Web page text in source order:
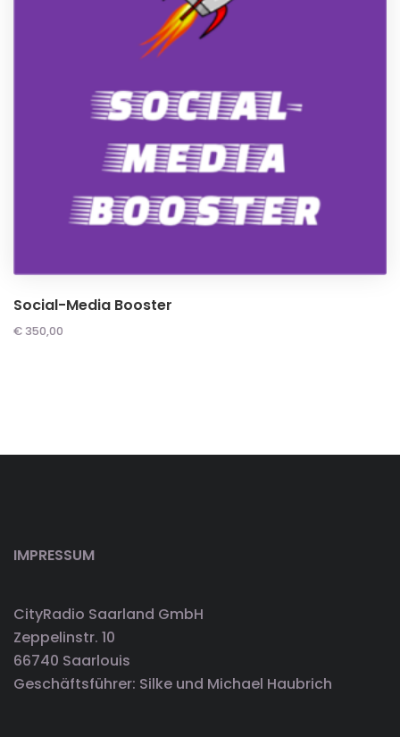
Social-Media Booster
€ 350,00
IMPRESSUM
CityRadio Saarland GmbH
Zeppelinstr. 10
66740 Saarlouis
Geschäftsführer: Silke und Michael Haubrich